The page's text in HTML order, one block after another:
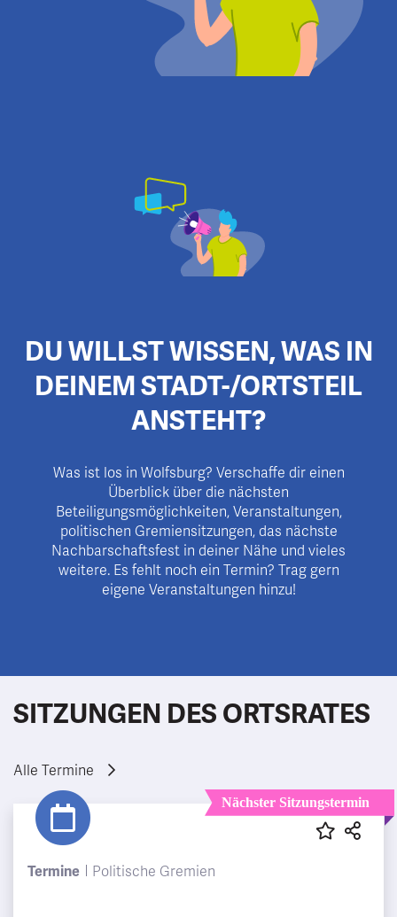
DU WILLST WISSEN, WAS IN
DEINEM STADT-/ORTSTEIL
ANSTEHT?
Was ist los in Wolfsburg? Verschaffe dir einen
Überblick über die nächsten
Beteiligungsmöglichkeiten, Veranstaltungen,
politischen Gremiensitzungen, das nächste
Nachbarschaftsfest in deiner Nähe und vieles
weitere. Es fehlt noch ein Termin? Trag gern
eigene Veranstaltungen hinzu!
SITZUNGEN DES ORTSRATES
Alle Termine
Nächster Sitzungstermin
Termine Politische Gremien